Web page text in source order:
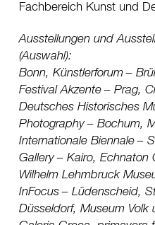
Fachbereich Kunst und
Ausstellungen und
(Auswahl):
Bonn, Künstlerforum
Festival Akzente
Prag,
Deutsches Historisches
Photography
Bochum,
Internationale Biennale
Gallery
Kairo, Echnaton
Wilhelm Lehmbruck
InFocus
Lüdenscheid,
Düsseldorf, Museum Volk